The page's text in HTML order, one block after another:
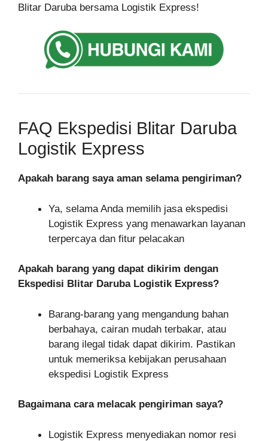
Blitar Daruba bersama Logistik Express!
FAQ Ekspedisi Blitar Daruba
Logistik Express
Apakah barang saya aman selama pengiriman?
Ya, selama Anda memilih jasa ekspedisi
Logistik Express yang menawarkan layanan
terpercaya dan fitur pelacakan
Apakah barang yang dapat dikirim dengan
Ekspedisi Blitar Daruba Logistik Express?
Barang-barang yang mengandung bahan
berbahaya, cairan mudah terbakar, atau
barang ilegal tidak dapat dikirim. Pastikan
untuk memeriksa kebijakan perusahaan
ekspedisi Logistik Express
Bagaimana cara melacak pengiriman saya?
Logistik Express menyediakan nomor resi